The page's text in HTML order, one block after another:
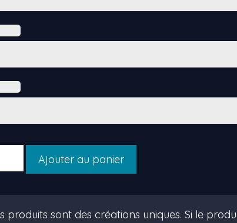
Ajouter au panier
produits sont des créations uniques. Si le